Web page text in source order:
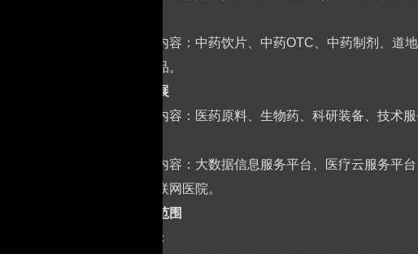
主要展示内容：中药饮片、中药OTC、中药制剂、
品及日化品。
生物医药展
主要展示内容：医药原料、生物药、科研装备、技术服
主要展示内容：大数据信息服务平台、医疗云服务平
系统、互联网医院。
观众范围
：